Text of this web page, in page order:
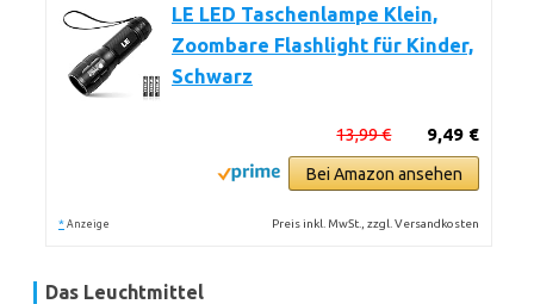
LE LED Taschenlampe Klein,
Zoombare Flashlight für Kinder,
Schwarz
9,49 €
13,99 €
Bei Amazon ansehen
* Anzeige Preis inkl. MwSt., zzgl. Versandkosten
Das Leuchtmittel